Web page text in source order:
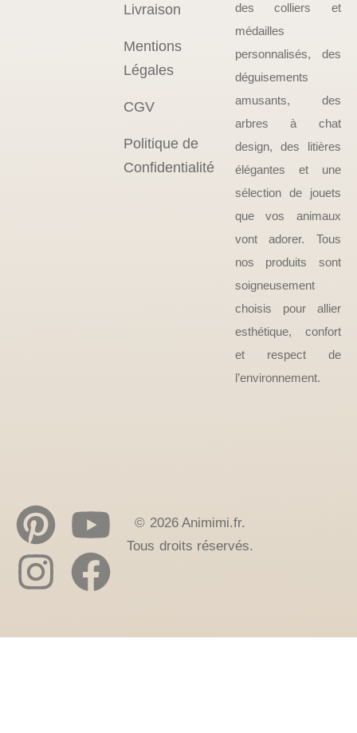
Livraison
Mentions
Légales
CGV
Politique de
Confidentialité
des colliers et
médailles
personnalisés, des
déguisements
amusants, des
arbres à chat
design, des litières
élégantes et une
sélection de jouets
que vos animaux
vont adorer. Tous
nos produits sont
soigneusement
choisis pour allier
esthétique, confort
et respect de
l’environnement.
© 2026 Animimi.fr.
Tous droits réservés.